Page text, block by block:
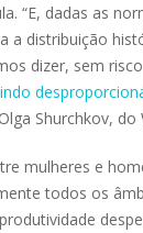
“E, dadas as
a distribuição
dizer, sem
Shurchkov, do
mulheres e
todos os